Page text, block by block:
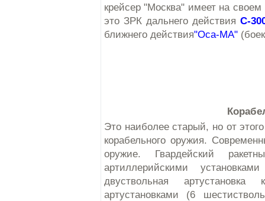
крейсер "Москва" имеет на
это ЗРК дальнего действия С-
ближнего действия"Оса-МА"
Это наиболее старый, но от
корабельного оружия.
оружие. Гвардейский
артиллерийскими
двуствольная
артустановками (6